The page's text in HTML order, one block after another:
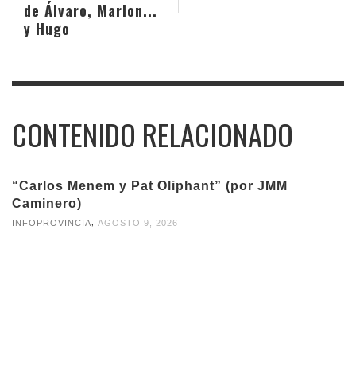
de Álvaro, Marlon...
y Hugo
CONTENIDO RELACIONADO
“Carlos Menem y Pat Oliphant” (por JMM
Caminero)
INFOPROVINCIA AGOSTO 9, 2026